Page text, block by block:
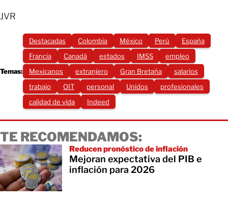
JVR
Temas:
Destacadas Colombia México Perú
España
Francia
Canadá estados IMSS
empleo
Mexicanos
extranjero Gran Bretaña
salarios
trabajo
OIT personal Unidos
profesionales
calidad de vida
Indeed
TE RECOMENDAMOS:
Reducen pronóstico de inflación
Mejoran expectativa del PIB e
inflación para 2026